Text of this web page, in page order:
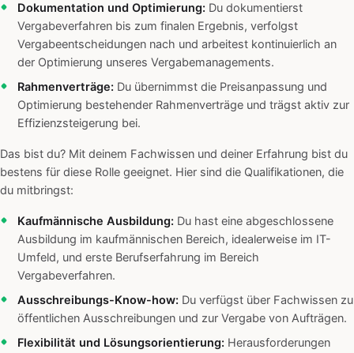
Dokumentation und Optimierung: Du dokumentierst
Vergabeverfahren bis zum finalen Ergebnis, verfolgst
Vergabeentscheidungen nach und arbeitest kontinuierlich an
der Optimierung unseres Vergabemanagements.
Rahmenverträge: Du übernimmst die Preisanpassung und
Optimierung bestehender Rahmenverträge und trägst aktiv zur
Effizienzsteigerung bei.
Das bist du? Mit deinem Fachwissen und deiner Erfahrung bist du
bestens für diese Rolle geeignet. Hier sind die Qualifikationen, die
du mitbringst:
Kaufmännische Ausbildung: Du hast eine abgeschlossene
Ausbildung im kaufmännischen Bereich, idealerweise im IT-
Umfeld, und erste Berufserfahrung im Bereich
Vergabeverfahren.
Ausschreibungs-Know-how: Du verfügst über Fachwissen zu
öffentlichen Ausschreibungen und zur Vergabe von Aufträgen.
Flexibilität und Lösungsorientierung: Herausforderungen